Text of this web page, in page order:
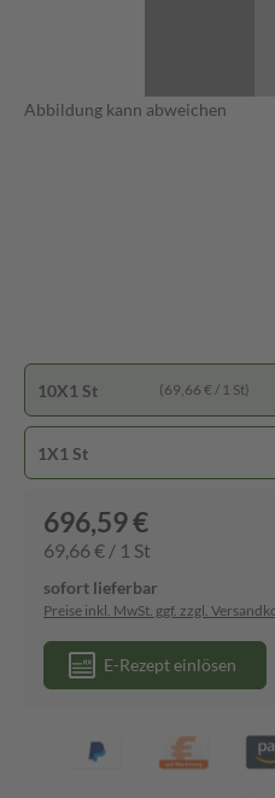
Abbildung kann abweichen
10X1 St (69,66 € / 1 St)
1X1 St
696,59 €
69,66 € / 1 St
sofort lieferbar
Preise inkl. MwSt. ggf. zzgl.
E-Rezept einlösen